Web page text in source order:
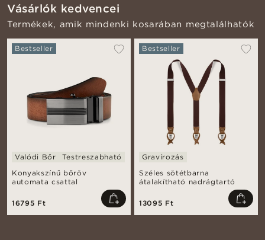
Vásárlók kedvencei
Termékek, amik mindenki kosarában megtalálhatók
Konyakszínű bőröv
automata csattal
Bestseller
Valódi Bőr Testreszabható
16795 Ft
Széles sötétbarna
átalakítható nadrágtartó
Bestseller
Gravírozás
13095 Ft